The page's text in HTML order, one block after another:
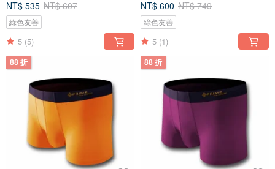
NT$ 535 NT$ 607
綠色友善
5 (5)
NT$ 600 NT$ 749
綠色友善
5 (1)
88 折 88 折